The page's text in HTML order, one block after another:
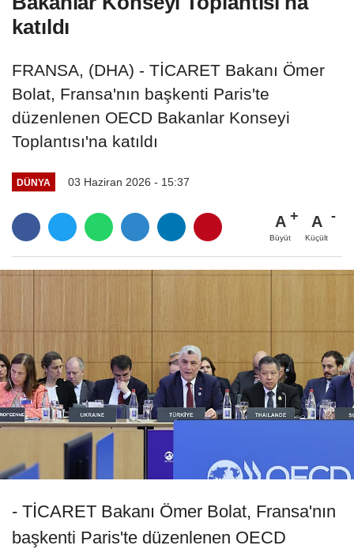
katıldı
FRANSA, (DHA) - TİCARET Bakanı Ömer
Bolat, Fransa'nın başkenti Paris'te
düzenlenen OECD Bakanlar Konseyi
Toplantısı'na katıldı
DÜNYA 03 Haziran 2026 - 15:37
A
Büyüt
A
Küçült
- TİCARET Bakanı Ömer Bolat, Fransa'nın
başkenti Paris'te düzenlenen OECD